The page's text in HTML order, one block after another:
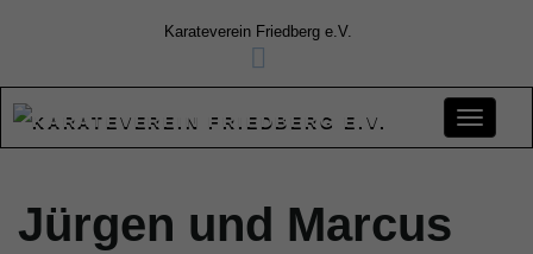
Karateverein Friedberg e.V.
Jürgen und Marcus